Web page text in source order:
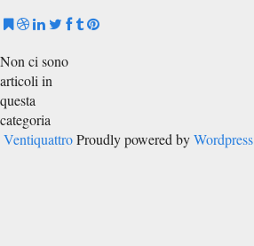
Non ci sono
articoli in
questa
categoria
Ventiquattro Proudly powered byWordpress